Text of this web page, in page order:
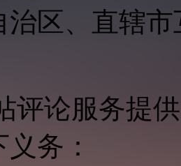
治区、直辖
评论服务提
务：